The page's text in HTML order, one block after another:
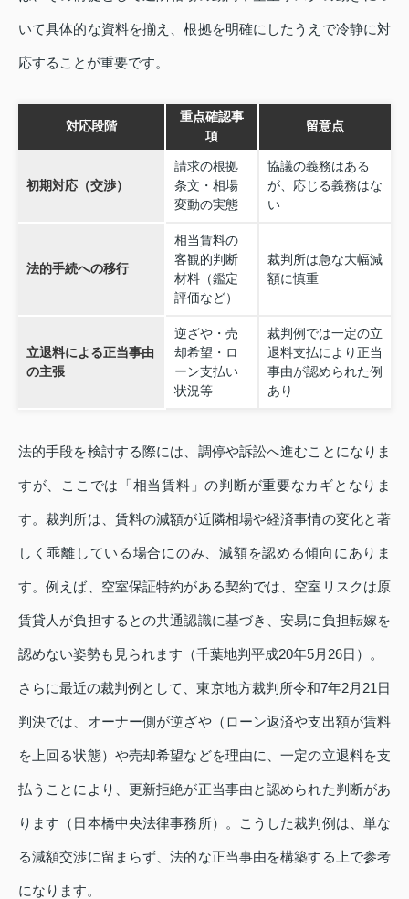
いて具体的な資料を揃え、根拠を明確にしたうえで冷静に対
応することが重要です。
対応段階
重点確認事
項
留意点
初期対応（交渉）
請求の根拠
条文・相場
変動の実態
協議の義務はある
が、応じる義務はな
い
法的手続への移行
相当賃料の
客観的判断
材料（鑑定
評価など）
裁判所は急な大幅減
額に慎重
立退料による正当事由
の主張
逆ざや・売
却希望・ロ
ーン支払い
状況等
裁判例では一定の立
退料支払により正当
事由が認められた例
あり
法的手段を検討する際には、調停や訴訟へ進むことになりま
すが、ここでは「相当賃料」の判断が重要なカギとなりま
す。裁判所は、賃料の減額が近隣相場や経済事情の変化と著
しく乖離している場合にのみ、減額を認める傾向にありま
す。例えば、空室保証特約がある契約では、空室リスクは原
賃貸人が負担するとの共通認識に基づき、安易に負担転嫁を
認めない姿勢も見られます（千葉地判平成20年5月26日）。
さらに最近の裁判例として、東京地方裁判所令和7年2月21日
判決では、オーナー側が逆ざや（ローン返済や支出額が賃料
を上回る状態）や売却希望などを理由に、一定の立退料を支
払うことにより、更新拒絶が正当事由と認められた判断があ
ります（日本橋中央法律事務所）。こうした裁判例は、単な
る減額交渉に留まらず、法的な正当事由を構築する上で参考
になります。